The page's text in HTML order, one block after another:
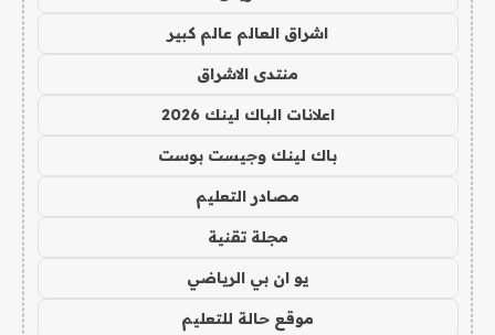
اشراق العالم عالم كبير
منتدى الاشراق
اعلانات الباك لينك 2026
باك لينك وجيست بوست
مصادر التعليم
مجلة تقنية
يو ان بي الرياضي
موقع حالة للتعليم